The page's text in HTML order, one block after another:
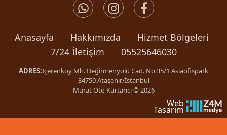
Anasayfa Hakkımızda
Hizmet Bölgeleri
7/24 İletişim
05525646030
ADRES:İçerenköy Mh. Değirmenyolu Cad. No:35/1 Asiaofispark
34750 Ataşehir/İstanbul
Murat Oto Kurtarıcı © 2026
Web
Tasarım